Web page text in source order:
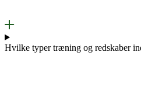
Hvilke typer træning og redskaber